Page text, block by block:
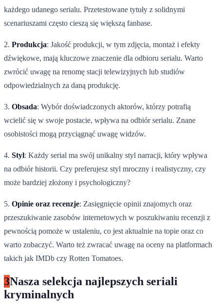
każdego udanego serialu. Przetestowane tytuły z solidnymi
scenariuszami często cieszą się większą fanbase.
2. Produkcja: Jakość produkcji, w tym zdjęcia, montaż i efekty
dźwiękowe, mają kluczowe znaczenie dla odbioru serialu. Warto
zwrócić uwagę na renomę stacji telewizyjnych lub studiów
odpowiedzialnych za daną produkcję.
3. Obsada: Wybór doświadczonych aktorów, którzy potrafią
wcielić się w swoje postacie, wpływa na odbiór serialu. Znane
osobistości mogą przyciągnąć uwagę widzów.
4. Styl: Każdy serial ma swój unikalny styl narracji, który wpływa
na odbiór historii. Czy preferujesz styl mroczny i realistyczny, czy
może bardziej złożony i psychologiczny?
5. Opinie oraz recenzje: Zasięgnięcie opinii znajomych oraz
przeszukiwanie zasobów internetowych w poszukiwaniu recenzji z
pewnością pomoże w ustaleniu, co jest aktualnie na topie oraz co
warto zobaczyć. Warto też zwracać uwagę na oceny na platformach
takich jak IMDb czy Rotten Tomatoes.
3Nasza selekcja najlepszych seriali
kryminalnych